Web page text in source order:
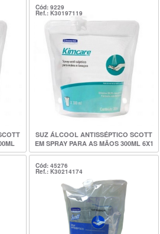
Cód: 9229
Ref.: K30197119
SUZ ÁLCOOL ANTISSÉPTICO SCOTT
EM SPRAY PARA AS MÃOS 300ML 6X1
Cód: 45276
Ref.: K30214174